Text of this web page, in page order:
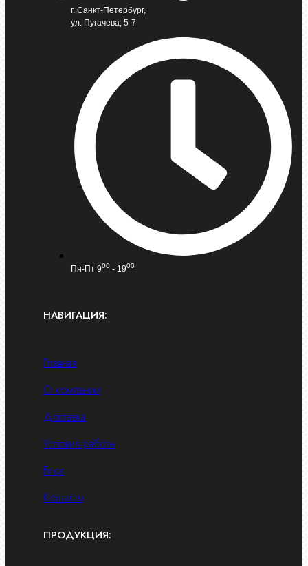
г. Санкт-Петербург,
ул. Пугачева, 5-7
Пн-Пт 900 - 1900
НАВИГАЦИЯ:
Главная
О компании
Доставка
Условия работы
Блог
Контакты
ПРОДУКЦИЯ: